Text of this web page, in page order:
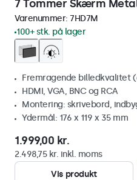
7 Tommer Skærm
Varenummer: 7HD7M
100+ stk. på lager
Fremragende billedkvalitet
HDMI, VGA, BNC og RCA
Montering: skrivebord,
Ydermål: 176 x 119 x 35 mm
1.999,00 kr.
2.498,75 kr. inkl. moms
Vis produkt